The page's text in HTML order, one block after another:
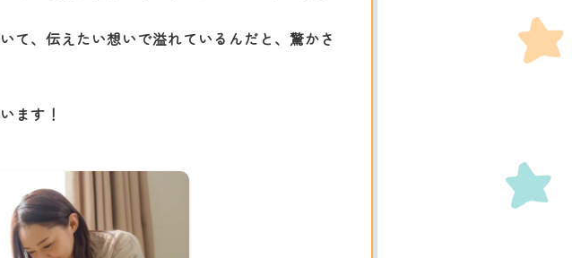
て、伝えたい想いで溢れているんだと、驚かさ
ます！